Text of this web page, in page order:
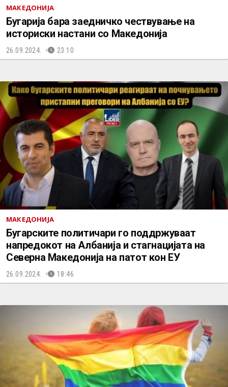
МАКЕДОНИЈА
Бугарија бара заедничко чествување на
историски настани со Македонија
26.09.2024. 23:10
МАКЕДОНИЈА
Бугарските политичари го поддржуваат
напредокот на Албанија и стагнацијата на
Северна Македонија на патот кон ЕУ
26.09.2024. 18:46